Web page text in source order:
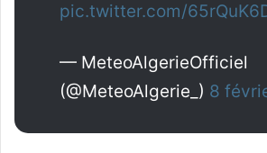
pic.twitter.com/
— MeteoAlgerieOfficiel
(@MeteoAlgerie_) 8